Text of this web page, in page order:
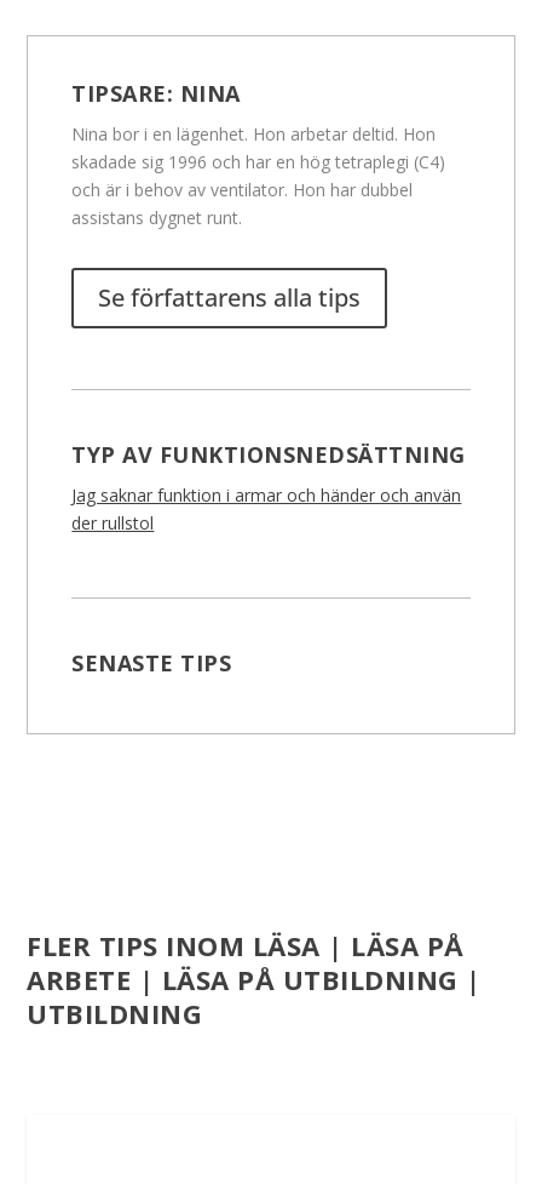
TIPSARE: NINA
Nina bor i en lägenhet. Hon arbetar deltid. Hon
skadade sig 1996 och har en hög tetraplegi (C4)
och är i behov av ventilator. Hon har dubbel
assistans dygnet runt.
Se författarens alla tips
TYP AV FUNKTIONSNEDSÄTTNING
Jag saknar funktion i armar och händer och använ
der rullstol
SENASTE TIPS
FLER TIPS INOM LÄSA | LÄSA PÅ
ARBETE | LÄSA PÅ UTBILDNING |
UTBILDNING